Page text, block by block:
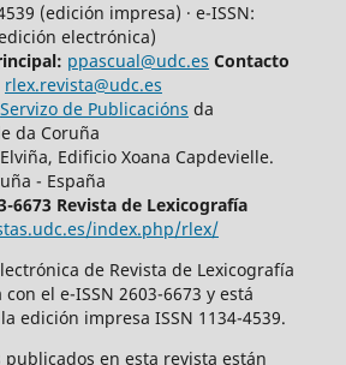
(edición impresa) · e-ISSN:
electrónica)
ppascual@udc.es Contacto
rlex.revista@udc.es
Servizo de Publicacións da
da Coruña
Edificio Xoana Capdevielle.
- España
6673 Revista de Lexicografía
index.php/rlex/
de Revista de Lexicografía
el e-ISSN 2603-6673 y está
edición impresa ISSN 1134-4539.
publicados en esta revista están